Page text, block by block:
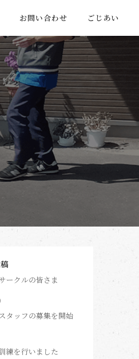
お問い合わせ ごじあい
ークルの皆さま
タッフの募集を開始
練を行いました